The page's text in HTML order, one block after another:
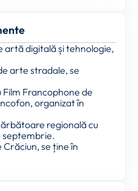
artă digitală și tehnologie,
arte stradale, se
Francophone de
organizat în
regională cu
septembrie.
se ține în